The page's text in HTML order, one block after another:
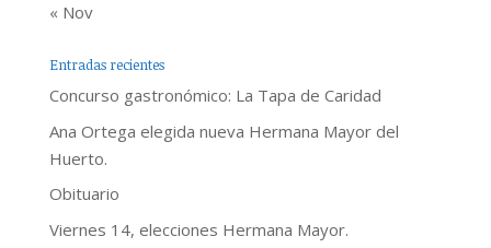
« Nov
Entradas recientes
Concurso gastronómico: La Tapa de Caridad
Ana Ortega elegida nueva Hermana Mayor del
Huerto.
Obituario
Viernes 14, elecciones Hermana Mayor.